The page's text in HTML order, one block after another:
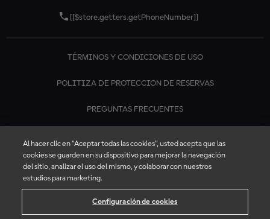
[[$store.getters.getPhoneNumber]]
TÉRMINOS Y CONDICIONES DE USO
POLITIZA DE PROTECCION DE RESERVAS
PREGUNTAS FRECUENTES
Al hacer clic en “Aceptar todas las cookies”, usted acepta que las
cookies se guarden en su dispositivo para mejorar la navegación
del sitio, analizar el uso del mismo, y colaborar con nuestros
estudios para marketing.
Configuración de cookies